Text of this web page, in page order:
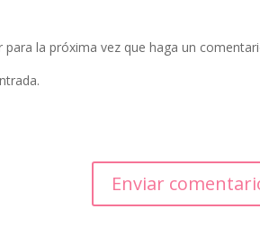
la próxima vez que haga un